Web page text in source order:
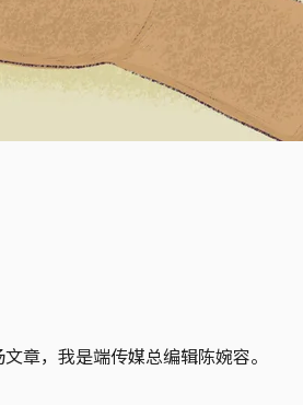
章，我是端传媒总编辑陈婉容。